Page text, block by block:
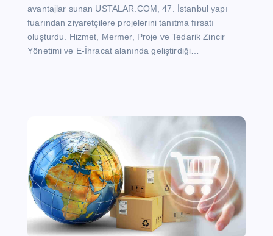
avantajlar sunan USTALAR.COM, 47. İstanbul yapı
fuarından ziyaretçilere projelerini tanıtma fırsatı
oluşturdu. Hizmet, Mermer, Proje ve Tedarik Zincir
Yönetimi ve E-İhracat alanında geliştirdiği…